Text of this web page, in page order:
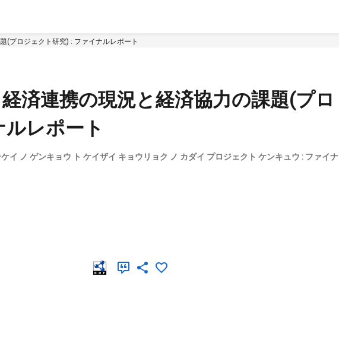
(プロジェクト研究) : ファイナルレポート
済連携の現況と経済協力の課題(プロ
レポート
イ ノ ゲンキョウ ト ケイザイ キョウリョク ノ カダイ プロジェクト ケンキュウ : ファイナ